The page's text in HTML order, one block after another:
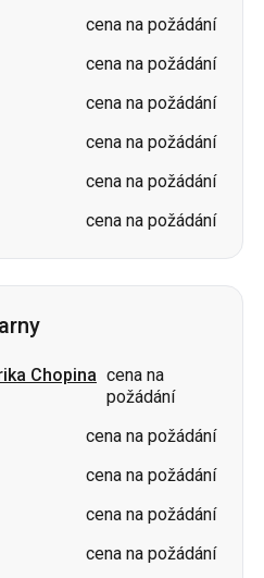
cena na požádání
cena na požádání
cena na požádání
cena na požádání
cena na požádání
cena na požádání
Chopina cena na
požádání
cena na požádání
cena na požádání
cena na požádání
cena na požádání